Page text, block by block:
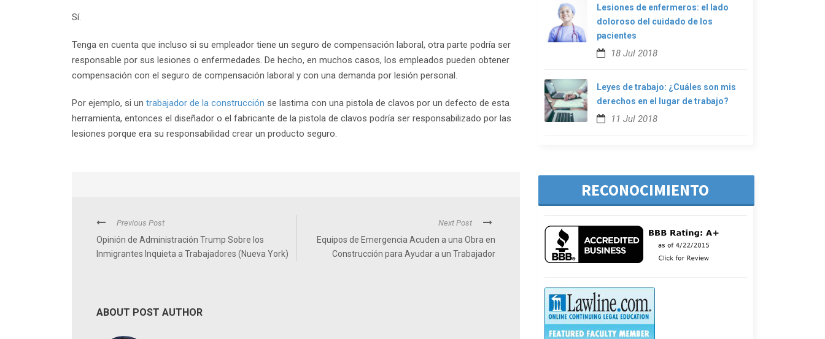
Sí.
Tenga en cuenta que incluso si su empleador tiene un seguro de compensación laboral, otra parte podría ser
responsable por sus lesiones o enfermedades. De hecho, en muchos casos, los empleados pueden obtener
compensación con el seguro de compensación laboral y con una demanda por lesión personal.
Por ejemplo, si un trabajador de la construcción se lastima con una pistola de clavos por un defecto de esta
herramienta, entonces el diseñador o el fabricante de la pistola de clavos podría ser responsabilizado por las
lesiones porque era su responsabilidad crear un producto seguro.
Previous Post
Opinión de Administración Trump Sobre los
Inmigrantes Inquieta a Trabajadores (Nueva York)
Next Post
Equipos de Emergencia Acuden a una Obra en
Construcción para Ayudar a un Trabajador
ABOUT POST AUTHOR
Lesiones de enfermeros: el lado
doloroso del cuidado de los
pacientes
18 Jul 2018
Leyes de trabajo: ¿Cuáles son mis
derechos en el lugar de trabajo?
11 Jul 2018
RECONOCIMIENTO